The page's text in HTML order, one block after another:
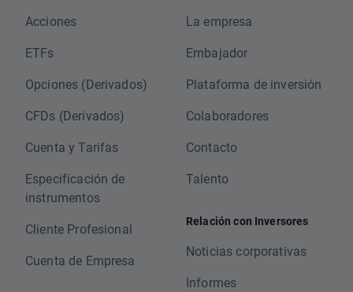
Acciones
ETFs
Opciones (Derivados)
CFDs (Derivados)
Cuenta y Tarifas
Especificación de
instrumentos
Cliente Profesional
Cuenta de Empresa
La empresa
Embajador
Plataforma de inversión
Colaboradores
Contacto
Talento
Relación con Inversores
Noticias corporativas
Informes